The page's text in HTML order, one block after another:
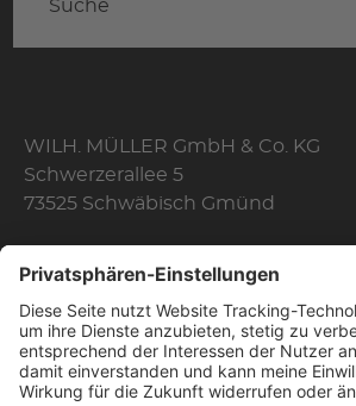
WILH. MÜLLER GmbH & Co. KG
Schwerzerallee 5
73525 Schwäbisch Gmünd
Telefon: +49 7171 356-0
Fax: +49 7171 356-174
E-Mail:info@wilhelmmueller.de
Öffnungszeiten